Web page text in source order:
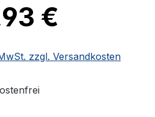
€
zzgl. Versandkosten